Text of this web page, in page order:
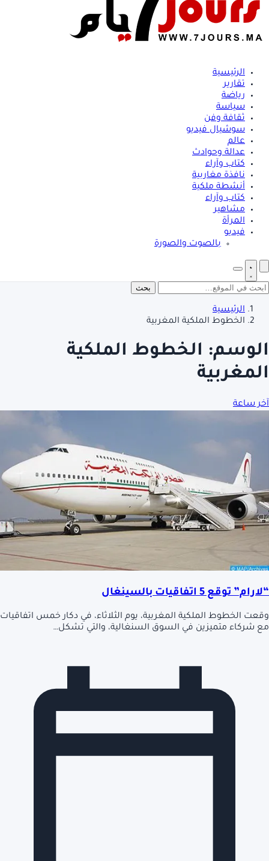
الرئيسية
تقارير
رياضة
سياسة
ثقافة وفن
سوشيال فيديو
عالم
عدالة وحوادث
كتاب وآراء
نافذة مغاربية
أنشطة ملكية
كتاب وآراء
مشاهير
المرأة
فيديو
بالصوت والصورة
بحث
الرئيسية
الخطوط الملكية المغربية
الوسم: الخطوط الملكية
المغربية
آخر ساعة
“لارام” توقع 5 اتفاقيات بالسينغال
وقعت الخطوط الملكية المغربية، يوم الثلاثاء، في دكار خمس اتفاقيات
مع شركاء متميزين في السوق السنغالية، والتي تشكل…